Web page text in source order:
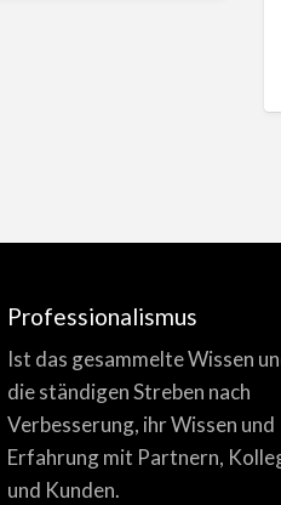
Professionalismus
Ist das gesammelte Wissen
die ständigen Streben nach
Verbesserung, ihr Wissen und
Erfahrung mit Partnern,
und Kunden.